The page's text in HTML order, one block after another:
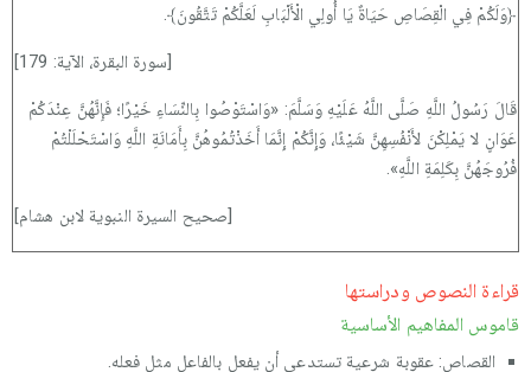
﴿وَلَكُمْ فِي الْقِصَاصِ حَيَاةٌ يَا أُولِي الْأَلْبَابِ لَعَلَّكُمْ تَتَّقُونَ﴾.
[سورة البقرة، الآية: 179]
قَالَ رَسُولُ اللَّهِ صَلَّى اللَّهُ عَلَيْهِ وَسَلَّمَ: «وَاسْتَوْصُوا بِالنِّسَاءِ خَيْرًا؛ فَإِنَّهُنَّ عِنْدَكُمْ
عَوَانٍ لا يَمْلِكْنَ لأَنْفُسِهِنَّ شَيْئًا، وَإِنَّكُمْ إِنَّمَا أَخَذْتُمُوهُنَّ بِأَمَانَةِ اللَّهِ وَاسْتَحْلَلْتُمْ
فُرُوجَهُنَّ بِكَلِمَةِ اللَّهِ».
[صحيح السيرة النبوية لابن هشام]
قراءة النصوص ودراستها
قاموس المفاهيم الأساسية
القصاص: عقوبة شرعية تستدعي أن يفعل بالفاعل مثل فعله.